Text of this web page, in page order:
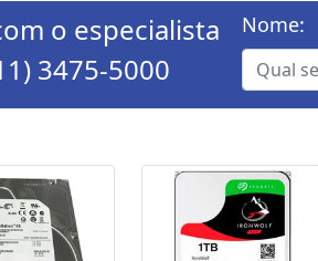
o especialista
3475-5000
Nome: